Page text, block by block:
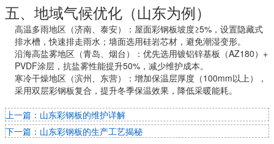
五、地域气候优化（山东为例）
高温多雨地区（济南、泰安）
：屋面彩钢板坡度≥5%，设置隐藏式
排水槽，快速排走雨水；墙面选用硅岩芯材，避免潮湿变形。
沿海高盐雾地区（青岛、烟台）
：优先选用镀铝锌基板（AZ180）+
PVDF涂层，抗盐雾性能提升50%，减少维护成本。
寒冷干燥地区（滨州、东营）
：增加保温层厚度（100mm以上），
采用双层彩钢板复合，提升冬季保温效果，降低采暖能耗。
上一篇：山东彩钢板的维护详解
下一篇：山东彩钢板的生产工艺揭秘